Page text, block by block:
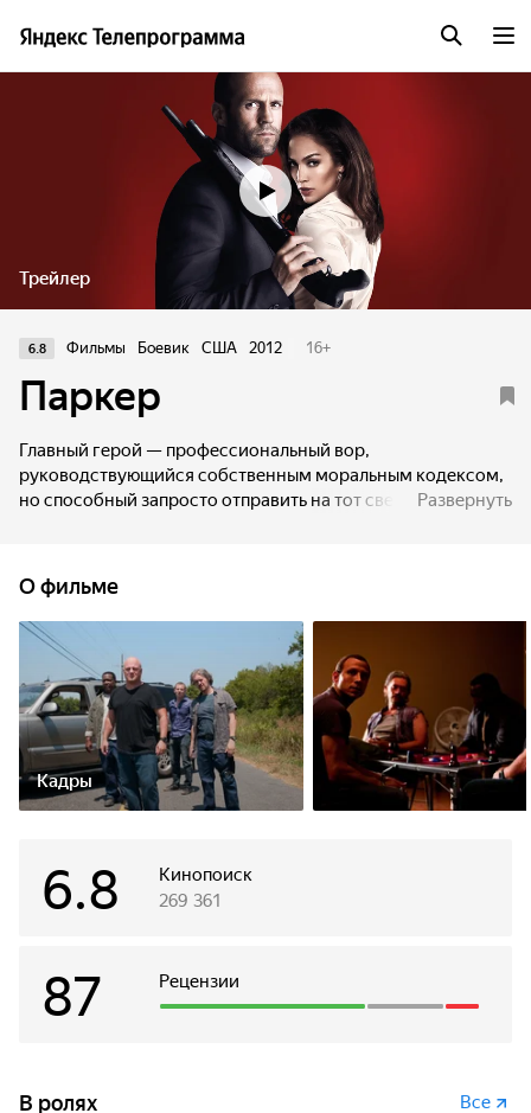
Трейлер
6.8 Фильмы Боевик США 2012 16+
Паркер
Главный герой — профессиональный вор,
руководствующийся собственным моральным кодексом,
но способный запросто отправить на тот свет любого, кто
Развернуть
О фильме
Кадры
Кинопоиск
6.8 269 361
Рецензии
87
В ролях Все